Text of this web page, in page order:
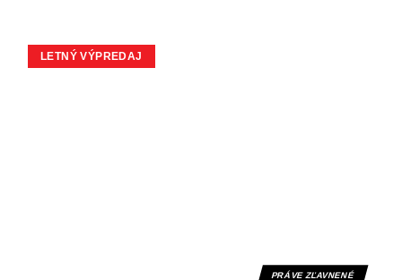
LETNÝ VÝPREDAJ
PRÁVE ZĽAVNENÉ